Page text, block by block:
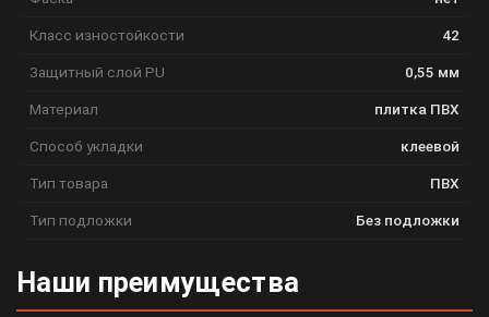
Класс изностойкости 42
Защитный слой PU 0,55 мм
Материал плитка ПВХ
Способ укладки клеевой
Тип товара ПВХ
Тип подложки Без подложки
Наши преимущества